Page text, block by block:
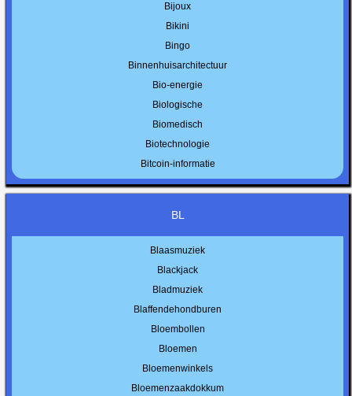
Bijoux
Bikini
Bingo
Binnenhuisarchitectuur
Bio-energie
Biologische
Biomedisch
Biotechnologie
Bitcoin-informatie
BL
Blaasmuziek
Blackjack
Bladmuziek
Blaffendehondburen
Bloembollen
Bloemen
Bloemenwinkels
Bloemenzaakdokkum